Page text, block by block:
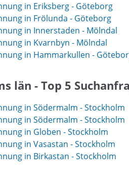
in Eriksberg - Göteborg
in Frölunda - Göteborg
in Innerstaden - Mölndal
in Kvarnbyn - Mölndal
in Hammarkullen -
län - Top 5
in Södermalm - Stockholm
in Södermalm - Stockholm
in Globen - Stockholm
in Vasastan - Stockholm
in Birkastan - Stockholm